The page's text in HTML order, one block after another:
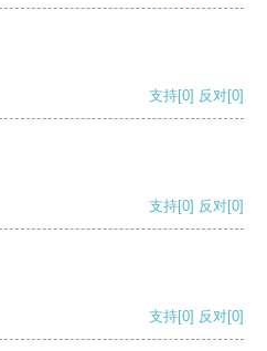
支持[0] 反对[0]
支持[0] 反对[0]
支持[0] 反对[0]